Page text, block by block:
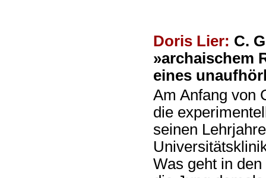
Doris Lier: C.
»archaischem
eines
Am Anfang von
die
seinen
Was geht in